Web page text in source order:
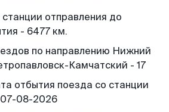
отправления до
- 6477 км.
по направлению Нижний
Камчатский - 17
отбытия поезда со станции
07-08-2026